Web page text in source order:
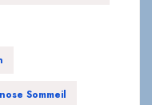
Sommeil